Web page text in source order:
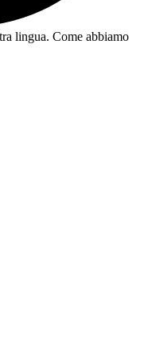
lingua. Come abbiamo